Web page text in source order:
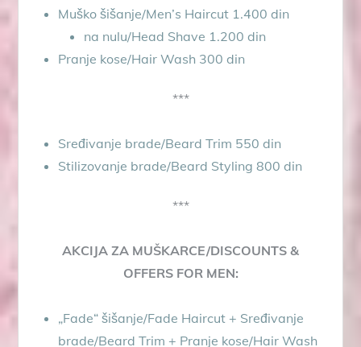
Muško šišanje/Men’s Haircut 1.400 din
na nulu/Head Shave 1.200 din
Pranje kose/Hair Wash 300 din
***
Sređivanje brade/Beard Trim 550 din
Stilizovanje brade/Beard Styling 800 din
***
AKCIJA ZA MUŠKARCE/DISCOUNTS &
OFFERS FOR MEN:
„Fade“ šišanje/Fade Haircut + Sređivanje
brade/Beard Trim + Pranje kose/Hair Wash